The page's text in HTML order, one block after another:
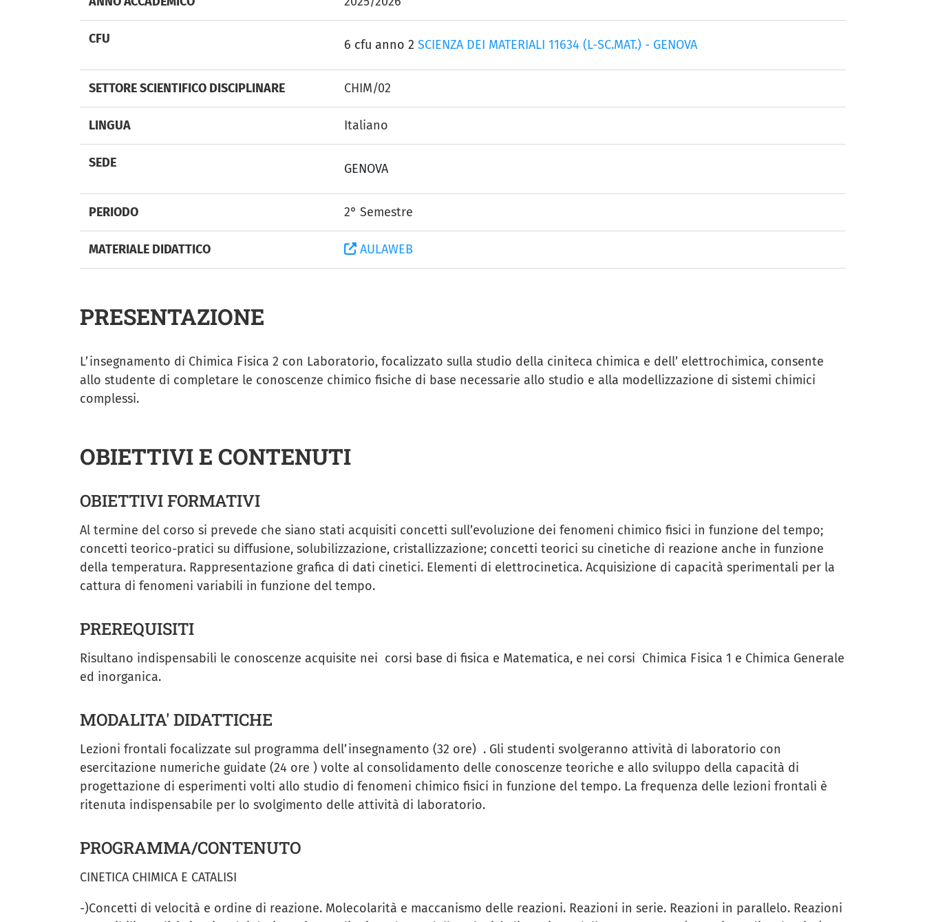
CFU 6 cfu anno 2 SCIENZA DEI MATERIALI 11634 (L-SC.MAT.) - GENOVA
SETTORE SCIENTIFICO DISCIPLINARE CHIM/02
LINGUA Italiano
SEDE GENOVA
PERIODO 2° Semestre
MATERIALE DIDATTICO AULAWEB
PRESENTAZIONE
L’insegnamento di Chimica Fisica 2 con Laboratorio, focalizzato sulla studio della ciniteca chimica e dell’ elettrochimica, consente
allo studente di completare le conoscenze chimico fisiche di base necessarie allo studio e alla modellizzazione di sistemi chimici
complessi.
OBIETTIVI E CONTENUTI
OBIETTIVI FORMATIVI
Al termine del corso si prevede che siano stati acquisiti concetti sull’evoluzione dei fenomeni chimico fisici in funzione del tempo;
concetti teorico-pratici su diffusione, solubilizzazione, cristallizzazione; concetti teorici su cinetiche di reazione anche in funzione
della temperatura. Rappresentazione grafica di dati cinetici. Elementi di elettrocinetica. Acquisizione di capacità sperimentali per la
cattura di fenomeni variabili in funzione del tempo.
PREREQUISITI
Risultano indispensabili le conoscenze acquisite nei corsi base di fisica e Matematica, e nei corsi Chimica Fisica 1 e Chimica Generale
ed inorganica.
MODALITA' DIDATTICHE
Lezioni frontali focalizzate sul programma dell’insegnamento (32 ore) . Gli studenti svolgeranno attività di laboratorio con
esercitazione numeriche guidate (24 ore ) volte al consolidamento delle conoscenze teoriche e allo sviluppo della capacità di
progettazione di esperimenti volti allo studio di fenomeni chimico fisici in funzione del tempo. La frequenza delle lezioni frontali è
ritenuta indispensabile per lo svolgimento delle attività di laboratorio.
PROGRAMMA/CONTENUTO
CINETICA CHIMICA E CATALISI
-)Concetti di velocità e ordine di reazione. Molecolarità e maccanismo delle reazioni. Reazioni in serie. Reazioni in parallelo. Reazioni